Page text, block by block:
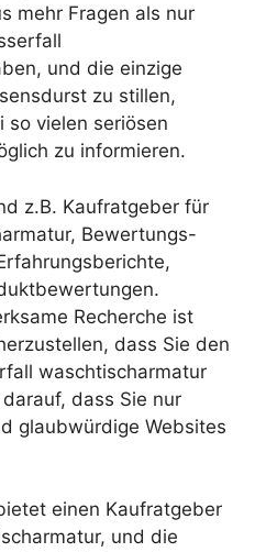
mehr Fragen als nur
und die einzige
zu stillen,
so vielen seriösen
zu informieren.
z.B. Kaufratgeber für
Bewertungs-
Recherche ist
dass Sie den
waschtischarmatur
dass Sie nur
glaubwürdige Websites
einen Kaufratgeber
und die